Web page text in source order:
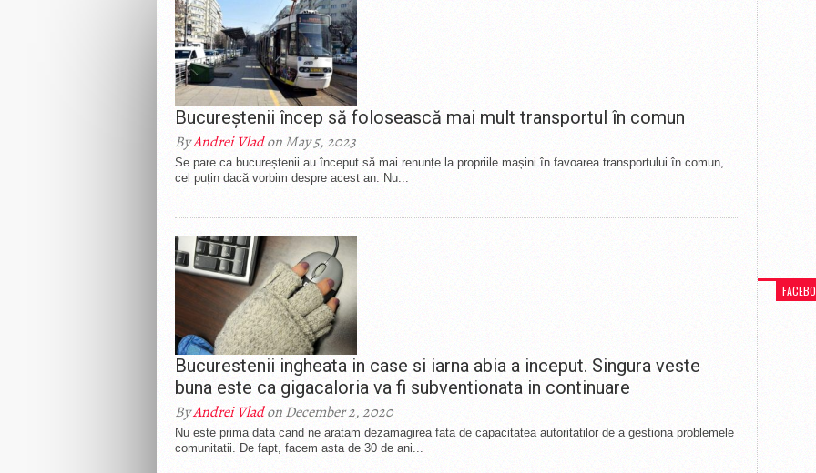
Bucureștenii încep să folosească mai mult transportul în comun
ByAndrei Vladon May 5, 2023
Se pare ca bucureștenii au început să mai renunțe la propriile mașini în favoarea transportului în comun,
cel puțin dacă vorbim despre acest an. Nu...
Bucurestenii ingheata in case si iarna abia a inceput. Singura veste
buna este ca gigacaloria va fi subventionata in continuare
ByAndrei Vladon December 2, 2020
Nu este prima data cand ne aratam dezamagirea fata de capacitatea autoritatilor de a gestiona problemele
comunitatii. De fapt, facem asta de 30 de ani...